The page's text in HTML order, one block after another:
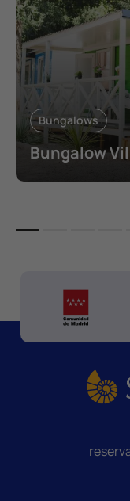
Bungalows
Bungalow